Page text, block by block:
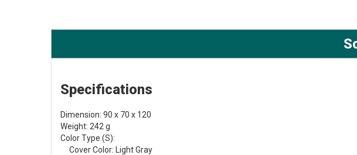
Specifications
Dimension: 90 x 70 x 120
Weight: 242 g
Color Type (S):
Cover Color: Light Gray